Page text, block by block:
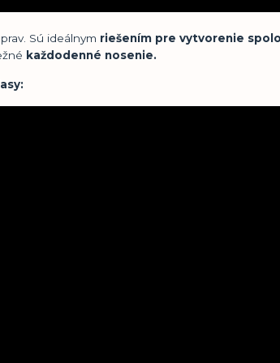
Sú ideálnym riešením pre vytvorenie
každodenné nosenie.